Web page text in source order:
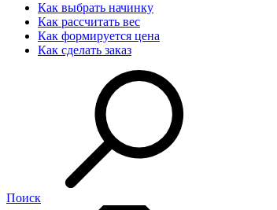
Как выбрать начинку
Как рассчитать вес
Как формируется цена
Как сделать заказ
Поиск